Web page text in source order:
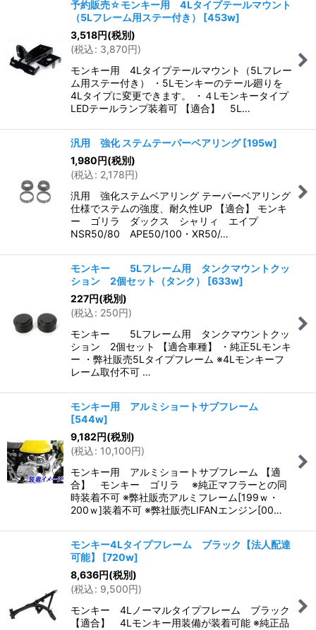
予約販売☆モンキー用 4Lタイプテールマウント
（5Lフレーム用ステー付き）
[453w]
3,518円(税別)
(税込: 3,870円)
モンキー用 4Lタイプテールマウント（5Lフレー
ム用ステー付き） ・5Lモンキーのテール廻りを
4Lタイプに変更できます。 ・４Lモンキータイプ
LEDテールランプ装着可 【適合】 5L…
汎用 強化 ステムテーパーベアリング [195w]
1,980円(税別)
(税込: 2,178円)
汎用 強化ステムベアリング テーパーベアリング
仕様でステムの強度、耐久性UP 【適合】 モンキ
ー ゴリラ ダックス シャリィ エイプ
NSR50/80 APE50/100・XR50/…
モンキー 5Lフレーム用 タンクマウントクッ
ション 2個セット（タンク）
[633w]
227円(税別)
(税込: 250円)
モンキー 5Lフレーム用 タンクマウントクッ
ション 2個セット 【適合車種】 ・純正5Lモンキ
ー ・弊社販売5Lタイプフレーム ※4Lモンキーフ
レーム取付不可 …
モンキー用 アルミショートサブフレーム
[544w]
9,182円(税別)
(税込: 10,100円)
モンキー用 アルミショートサブフレーム 【適
合】 モンキー ゴリラ ※純正マフラーとの同
時装着不可 ※弊社販売アルミフレーム[199ｗ・
200ｗ]装着不可 ※弊社販売LIFANエンジン[00…
モンキー4Lタイプフレーム ブラック【法人配達
可能】
[720w]
8,636円(税別)
(税込: 9,500円)
モンキー 4Lノーマルタイプフレーム ブラック
【適合】 4Lモンキー用装備が装着可能 ※純正品